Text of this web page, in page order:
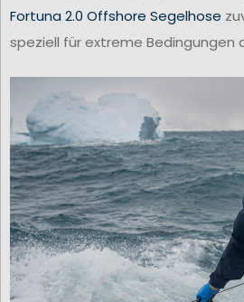
Fortuna 2.0 Offshore Segelhose
speziell für extreme Bedingungen